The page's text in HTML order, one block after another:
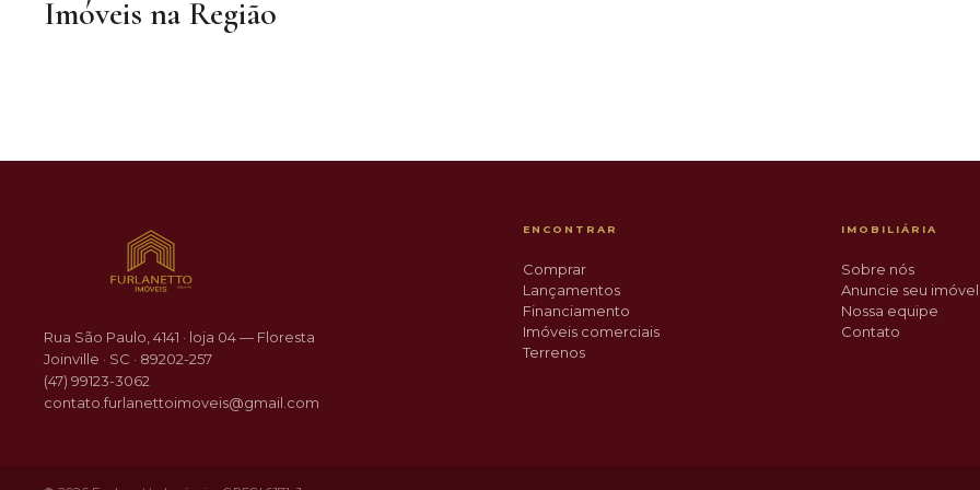
Imóveis na Região
Rua São Paulo, 4141 · loja 04 — Floresta
Joinville · SC · 89202-257
(47) 99123-3062
contato.furlanettoimoveis@gmail.com
ENCONTRAR
Comprar
Lançamentos
Financiamento
Imóveis comerciais
Terrenos
IMOBILIÁRIA
Sobre nós
Anuncie seu imóvel
Nossa equipe
Contato